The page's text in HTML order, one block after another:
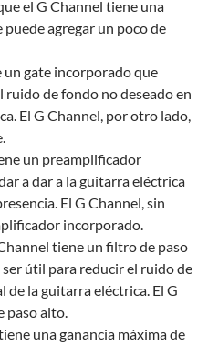
el G Channel tiene una
agregar un poco de
un gate incorporado que
de fondo no deseado en
El G Channel, por otro lado,
un preamplificador
a dar a la guitarra eléctrica
El G Channel, sin
incorporado.
tiene un filtro de paso
útil para reducir el ruido de
de la guitarra eléctrica. El G
paso alto.
una ganancia máxima de